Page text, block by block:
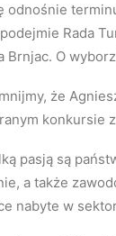
odnośnie
Rada
Brnjac. O
że
konkursie
pasją są
a także
nabyte w